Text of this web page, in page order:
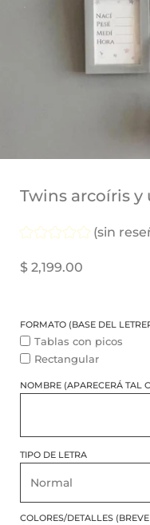
Twins arcoíris
(sin
$ 2,199.00
FORMATO (BASE DEL
del
Tablas con picos
Rectangular
NOMBRE (APARECERÁ TAL
TIPO DE LETRA
COLORES/DETALLES